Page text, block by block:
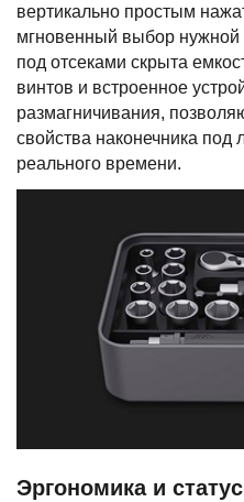
вертикально простым
мгновенный выбор нужной
под отсеками скрыта
винтов и встроенное
размагничивания,
свойства наконечника
реального времени.
Эргономика и